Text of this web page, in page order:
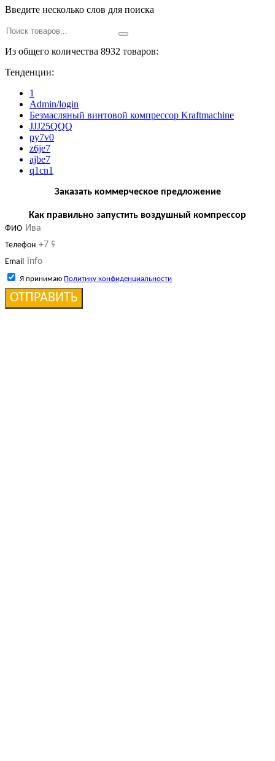
Введите несколько слов для поиска
Из общего количества 8932 товаров:
Тенденции:
1
Admin/login
Безмасляный винтовой компрессор Kraftmaсhine
JJJ25QQQ
py7v0
z6je7
ajbe7
q1cn1
Заказать коммерческое предложение
Как правильно запустить воздушный компрессор
ФИО
Телефон
Email
Я принимаю Политику конфиденциальности
ОТПРАВИТЬ